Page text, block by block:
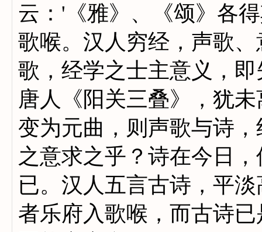
云：'《雅》、《颂》各
歌喉。汉人穷经，声歌
歌，经学之士主意义，
唐人《阳关三叠》，犹
变为元曲，则声歌与诗
之意求之乎？诗在今日
已。汉人五言古诗，平
者乐府入歌喉，而古诗